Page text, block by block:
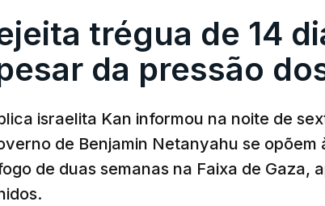
trégua de 14
da pressão
israelita Kan informou na noite de
de Benjamin Netanyahu se opõem
de duas semanas na Faixa de Gaza,